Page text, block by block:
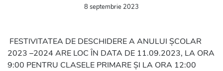
8 septembrie 2023
FESTIVITATEA DE DESCHIDERE A ANULUI ȘCOLAR
2023 –2024 ARE LOC ÎN DATA DE 11.09.2023, LA ORA
9:00 PENTRU CLASELE PRIMARE ȘI LA ORA 12:00